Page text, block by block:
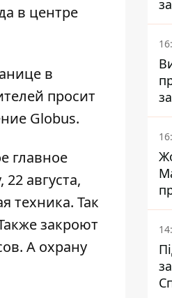
в центре
в
просит
Globus.
главное
22 августа,
техника. Так
закроют
А охрану